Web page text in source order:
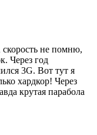
не помню,
Через год
3G. Вот тут я
хардкор! Через
крутая парабола